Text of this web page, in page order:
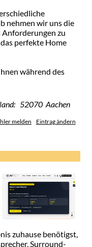
nehmen wir uns die
zu
perfekte Home
während des
52070 Aachen
melden Eintrag ändern
zuhause benötigst,
Surround-